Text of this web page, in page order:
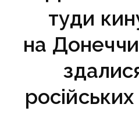
туди
на